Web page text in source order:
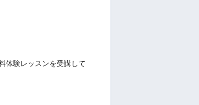
体験レッスンを受講して